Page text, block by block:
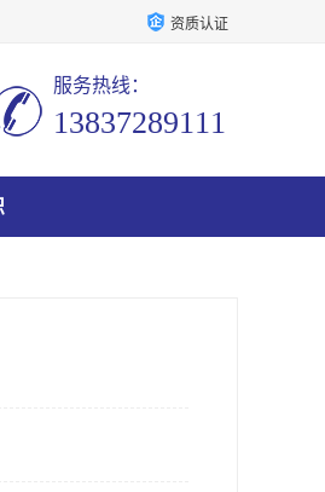
资质认证
服务热线：
13837289111